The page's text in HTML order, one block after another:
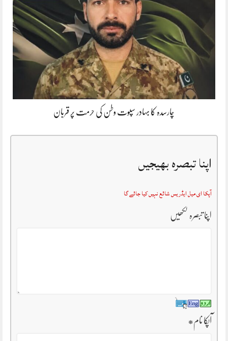
چارسدہ کا بہادر سپوت وطن کی حرمت پر قربان
اپنا تبصرہ بھیجیں
آپکا ای میل ایڈریس شائع نہیں کیا جائے گا
اپنا تبصرہ لکھیں
آپکا نام*